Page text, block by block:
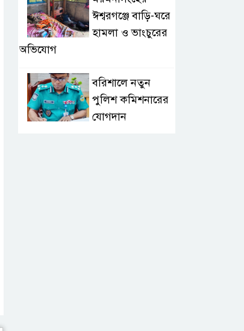
ঈশ্বরগঞ্জে বাড়ি-ঘরে
হামলা ও ভাংচুরের
অভিযোগ
বরিশালে নতুন
পুলিশ কমিশনারের
যোগদান